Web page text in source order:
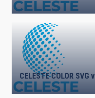
CELESTE COLOR